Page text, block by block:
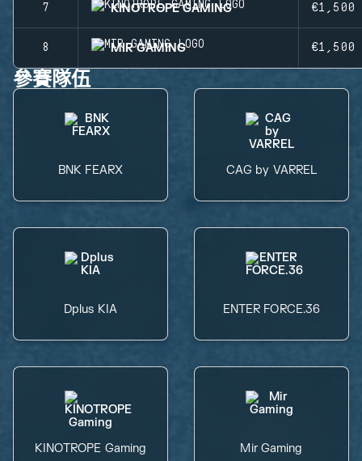
7 KINOTROPE GAMING €1,500
8 MIR GAMING €1,500
參賽隊伍
BNK FEARX CAG by VARREL
Dplus KIA ENTER FORCE.36
KINOTROPE Gaming Mir Gaming